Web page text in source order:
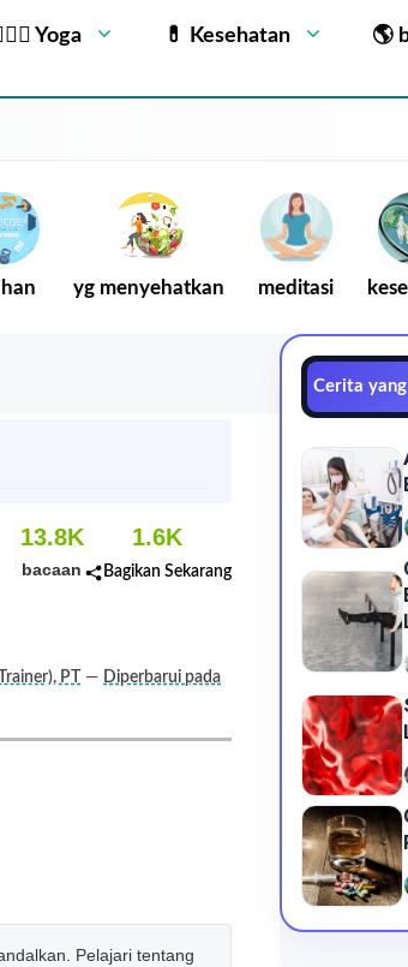
Yoga 💊 Kesehatan 🌎
yg menyehatkan meditasi
13.8K
bacaan
1.6K
Bagikan Sekarang
PT — Diperbarui pada
Pelajari tentang
Cerita